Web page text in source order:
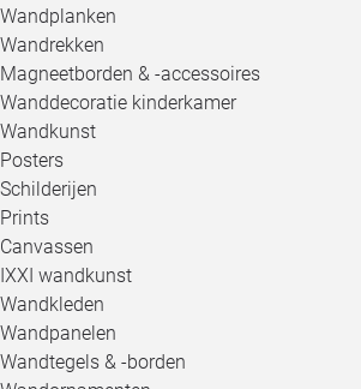
Wandplanken
Wandrekken
Magneetborden & -accessoires
Wanddecoratie kinderkamer
Wandkunst
Posters
Schilderijen
Prints
Canvassen
IXXI wandkunst
Wandkleden
Wandpanelen
Wandtegels & -borden